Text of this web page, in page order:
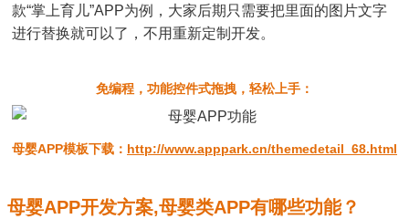
款“掌上育儿”APP为例，大家后期只需要把里面的图片文字
进行替换就可以了，不用重新定制开发。
免编程，功能控件式拖拽，轻松上手：
母婴APP模板下载： http://www.apppark.cn/themedetail_68.html
母婴APP开发方案,母婴类APP有哪些功能？